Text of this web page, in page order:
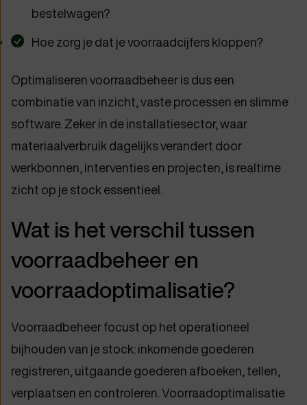
bestelwagen?
Hoe zorg je dat je voorraadcijfers kloppen?
Optimaliseren voorraadbeheer is dus een
combinatie van inzicht, vaste processen en slimme
software. Zeker in de installatiesector, waar
materiaalverbruik dagelijks verandert door
werkbonnen, interventies en projecten, is realtime
zicht op je stock essentieel.
Wat is het verschil tussen
voorraadbeheer en
voorraadoptimalisatie?
Voorraadbeheer focust op het operationeel
bijhouden van je stock: inkomende goederen
registreren, uitgaande goederen afboeken, tellen,
verplaatsen en controleren. Voorraadoptimalisatie